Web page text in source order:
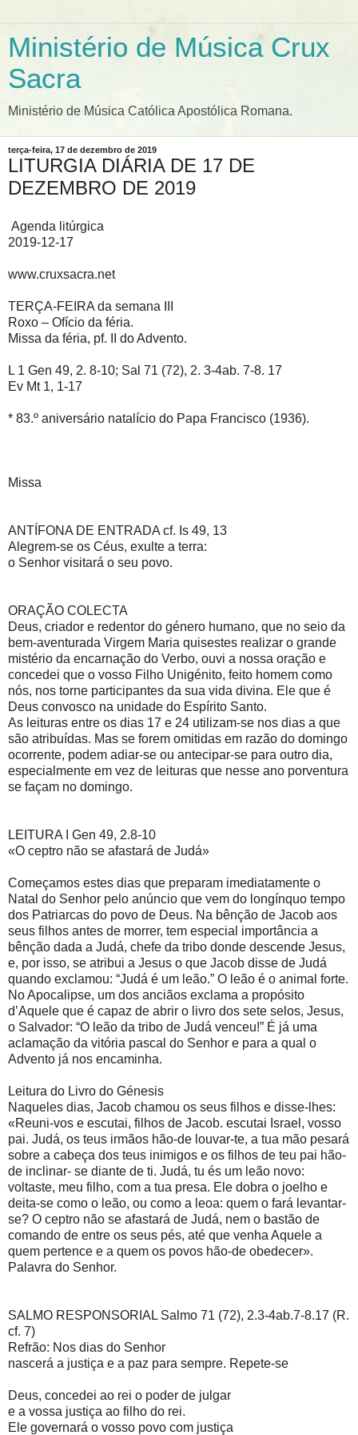
Ministério de Música Crux
Sacra
Ministério de Música Católica Apostólica Romana.
terça-feira, 17 de dezembro de 2019
LITURGIA DIÁRIA DE 17 DE
DEZEMBRO DE 2019
Agenda litúrgica
2019-12-17
www.cruxsacra.net
TERÇA-FEIRA da semana III
Roxo – Ofício da féria.
Missa da féria, pf. II do Advento.
L 1 Gen 49, 2. 8-10; Sal 71 (72), 2. 3-4ab. 7-8. 17
Ev Mt 1, 1-17
* 83.º aniversário natalício do Papa Francisco (1936).
Missa
ANTÍFONA DE ENTRADA cf. Is 49, 13
Alegrem-se os Céus, exulte a terra:
o Senhor visitará o seu povo.
ORAÇÃO COLECTA
Deus, criador e redentor do género humano, que no seio da
bem-aventurada Virgem Maria quisestes realizar o grande
mistério da encarnação do Verbo, ouvi a nossa oração e
concedei que o vosso Filho Unigénito, feito homem como
nós, nos torne participantes da sua vida divina. Ele que é
Deus convosco na unidade do Espírito Santo.
As leituras entre os dias 17 e 24 utilizam-se nos dias a que
são atribuídas. Mas se forem omitidas em razão do domingo
ocorrente, podem adiar-se ou antecipar-se para outro dia,
especialmente em vez de leituras que nesse ano porventura
se façam no domingo.
LEITURA I Gen 49, 2.8-10
«O ceptro não se afastará de Judá»
Começamos estes dias que preparam imediatamente o
Natal do Senhor pelo anúncio que vem do longínquo tempo
dos Patriarcas do povo de Deus. Na bênção de Jacob aos
seus filhos antes de morrer, tem especial importância a
bênção dada a Judá, chefe da tribo donde descende Jesus,
e, por isso, se atribui a Jesus o que Jacob disse de Judá
quando exclamou: “Judá é um leão.” O leão é o animal forte.
No Apocalipse, um dos anciãos exclama a propósito
d’Aquele que é capaz de abrir o livro dos sete selos, Jesus,
o Salvador: “O leão da tribo de Judá venceu!” É já uma
aclamação da vitória pascal do Senhor e para a qual o
Advento já nos encaminha.
Leitura do Livro do Génesis
Naqueles dias, Jacob chamou os seus filhos e disse-lhes:
«Reuni-vos e escutai, filhos de Jacob. escutai Israel, vosso
pai. Judá, os teus irmãos hão-de louvar-te, a tua mão pesará
sobre a cabeça dos teus inimigos e os filhos de teu pai hão-
de inclinar- se diante de ti. Judá, tu és um leão novo:
voltaste, meu filho, com a tua presa. Ele dobra o joelho e
deita-se como o leão, ou como a leoa: quem o fará levantar-
se? O ceptro não se afastará de Judá, nem o bastão de
comando de entre os seus pés, até que venha Aquele a
quem pertence e a quem os povos hão-de obedecer».
Palavra do Senhor.
SALMO RESPONSORIAL Salmo 71 (72), 2.3-4ab.7-8.17 (R.
cf. 7)
Refrão: Nos dias do Senhor
nascerá a justiça e a paz para sempre. Repete-se
Deus, concedei ao rei o poder de julgar
e a vossa justiça ao filho do rei.
Ele governará o vosso povo com justiça